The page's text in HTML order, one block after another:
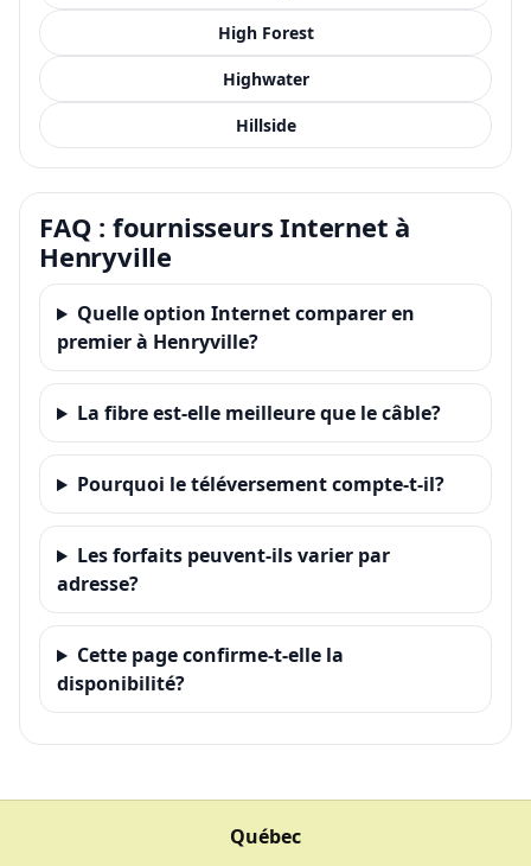
High Forest
Highwater
Hillside
FAQ : fournisseurs Internet à
Henryville
Quelle option Internet comparer en
premier à Henryville?
La fibre est-elle meilleure que le câble?
Pourquoi le téléversement compte-t-il?
Les forfaits peuvent-ils varier par
adresse?
Cette page confirme-t-elle la
disponibilité?
Québec